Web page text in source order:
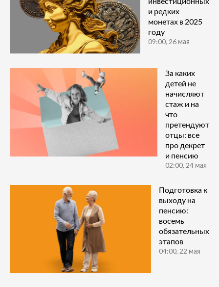
и редких
монетах в 2025
году
09:00, 26 мая
За каких
детей не
начисляют
стаж и на
что
претендуют
отцы: все
про декрет
и пенсию
02:00, 24 мая
Подготовка к
выходу на
пенсию:
восемь
обязательных
этапов
04:00, 22 мая